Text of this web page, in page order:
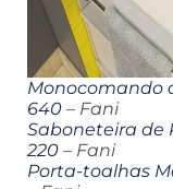
Monocomando
640 – Fani
Saboneteira de
220 – Fani
Porta-toalhas